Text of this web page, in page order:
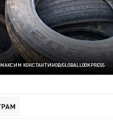
МАКСИМ КОНСТАНТИНОВ/GLOBALLOOKPRESS